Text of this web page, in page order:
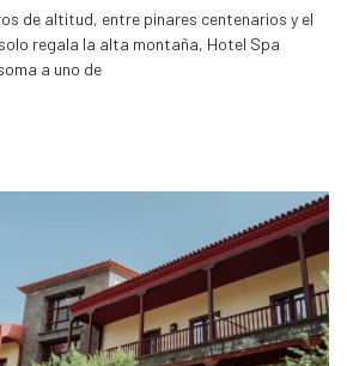
de altitud, entre pinares centenarios y el
regala la alta montaña, Hotel Spa
a uno de